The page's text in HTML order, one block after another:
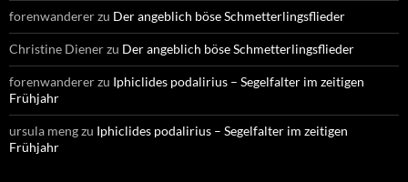
forenwandererzu Der angeblich böse Schmetterlingsflieder
Christine Dienerzu Der angeblich böse Schmetterlingsflieder
forenwandererzu Iphiclides podalirius – Segelfalter im zeitigen
Frühjahr
ursula mengzu Iphiclides podalirius – Segelfalter im zeitigen
Frühjahr